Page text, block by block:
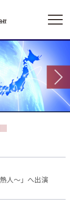
人～」へ出演